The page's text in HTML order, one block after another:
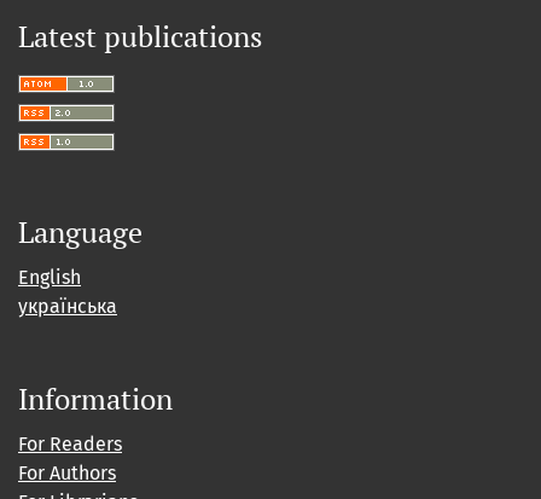
Latest publications
Language
English
українська
Information
For Readers
For Authors